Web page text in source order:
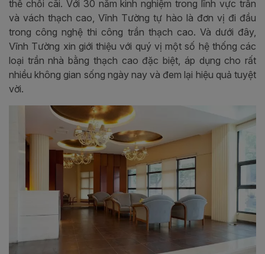
thể chối cãi. Với 30 năm kinh nghiệm trong lĩnh vực trần
và vách thạch cao, Vĩnh Tường tự hào là đơn vị đi đầu
trong công nghệ thi công trần thạch cao. Và dưới đây,
Vĩnh Tường xin giới thiệu với quý vị một số hệ thống các
loại trần nhà bằng thạch cao đặc biệt, áp dụng cho rất
nhiều không gian sống ngày nay và đem lại hiệu quả tuyệt
vời.